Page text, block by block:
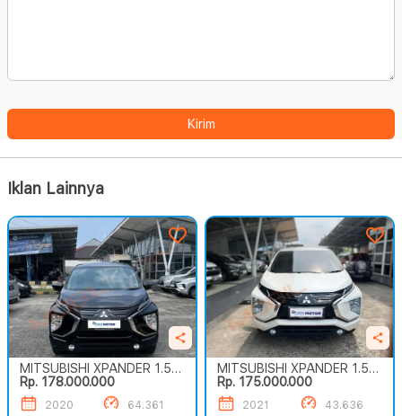
Kirim
Iklan Lainnya
MITSUBISHI XPANDER 1.5L
EXCEED A/T
Rp. 178.000.000
2020 64.361
MITSUBISHI XPANDER 1.5L
EXCEED A/T
Rp. 175.000.000
2021 43.636